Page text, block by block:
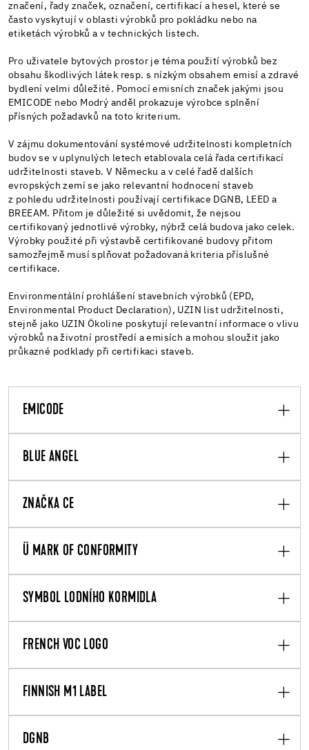
značení, řady značek, označení, certifikací a hesel, které se
často vyskytují v oblasti výrobků pro pokládku nebo na
etiketách výrobků a v technických listech.
Pro uživatele bytových prostor je téma použití výrobků bez
obsahu škodlivých látek resp. s nízkým obsahem emisí a zdravé
bydlení velmi důležité. Pomocí emisních značek jakými jsou
EMICODE nebo Modrý anděl prokazuje výrobce splnění
přísných požadavků na toto kriterium.
V zájmu dokumentování systémové udržitelnosti kompletních
budov se v uplynulých letech etablovala celá řada certifikací
udržitelnosti staveb. V Německu a v celé řadě dalších
evropských zemí se jako relevantní hodnocení staveb
z pohledu udržitelnosti používají certifikace DGNB, LEED a
BREEAM. Přitom je důležité si uvědomit, že nejsou
certifikovaný jednotlivé výrobky, nýbrž celá budova jako celek.
Výrobky použité při výstavbě certifikované budovy přitom
samozřejmě musí splňovat požadovaná kriteria příslušné
certifikace.
Environmentální prohlášení stavebních výrobků (EPD,
Environmental Product Declaration), UZIN list udržitelnosti,
stejně jako UZIN Öko­li­ne poskytují relevantní informace o vlivu
výrobků na životní prostředí a emisích a mohou sloužit jako
průkazné podklady při certifikaci staveb.
EMICODE
BLUE ANGEL
ZNAČKA CE
Ü MARK OF CONFORMITY
SYMBOL LODNÍHO KORMIDLA
FRENCH VOC LOGO
FINNISH M1 LABEL
DGNB